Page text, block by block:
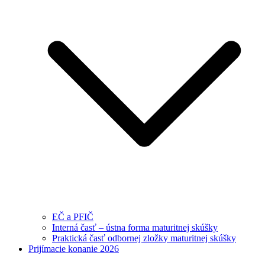
EČ a PFIČ
Interná časť – ústna forma maturitnej skúšky
Praktická časť odbornej zložky maturitnej skúšky
Prijímacie konanie 2026